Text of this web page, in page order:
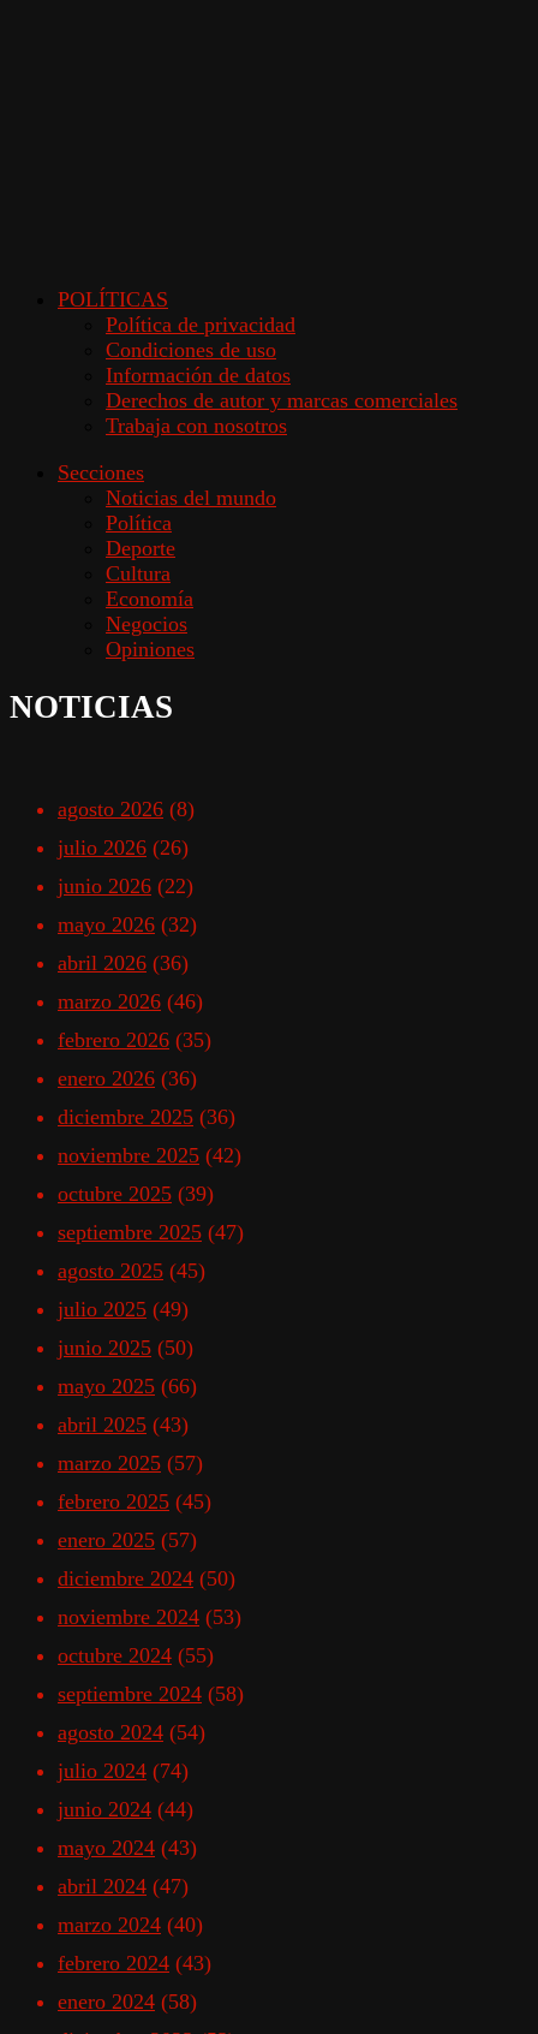
POLÍTICAS
Política de privacidad
Condiciones de uso
Información de datos
Derechos de autor y marcas comerciales
Trabaja con nosotros
Secciones
Noticias del mundo
Política
Deporte
Cultura
Economía
Negocios
Opiniones
NOTICIAS
agosto 2026 (8)
julio 2026 (26)
junio 2026 (22)
mayo 2026 (32)
abril 2026 (36)
marzo 2026 (46)
febrero 2026 (35)
enero 2026 (36)
diciembre 2025 (36)
noviembre 2025 (42)
octubre 2025 (39)
septiembre 2025 (47)
agosto 2025 (45)
julio 2025 (49)
junio 2025 (50)
mayo 2025 (66)
abril 2025 (43)
marzo 2025 (57)
febrero 2025 (45)
enero 2025 (57)
diciembre 2024 (50)
noviembre 2024 (53)
octubre 2024 (55)
septiembre 2024 (58)
agosto 2024 (54)
julio 2024 (74)
junio 2024 (44)
mayo 2024 (43)
abril 2024 (47)
marzo 2024 (40)
febrero 2024 (43)
enero 2024 (58)